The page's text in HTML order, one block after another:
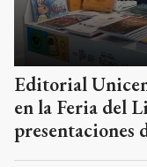
Editorial
en la Feria del
presentaciones